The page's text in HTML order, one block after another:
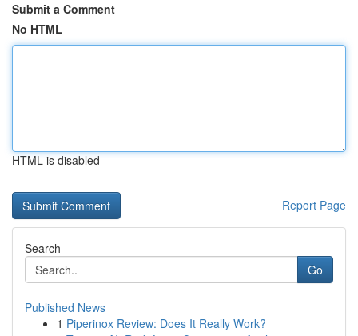
Submit a Comment
No HTML
HTML is disabled
Report Page
Search
Go
Published News
1 Piperinox Review: Does It Really Work?